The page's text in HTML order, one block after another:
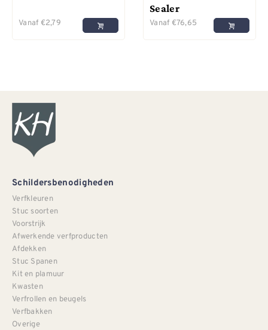
Vanaf €2,79
Sealer
Vanaf €76,65
Schildersbenodigheden
Verfkleuren
Stuc soorten
Voorstrijk
Afwerkende verfproducten
Afdekken
Stuc Spanen
Kit en plamuur
Kwasten
Verfrollen en beugels
Verfbakken
Overige